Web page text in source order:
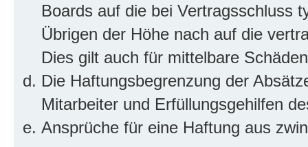
Boards auf die bei Vertragsschluss
Übrigen der Höhe nach auf die
Dies gilt auch für mittelbare
Die Haftungsbegrenzung der
Mitarbeiter und Erfüllungsgehilfen
Ansprüche für eine Haftung aus